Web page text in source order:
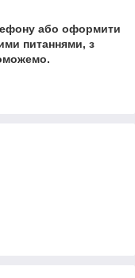
або оформити
питаннями, з